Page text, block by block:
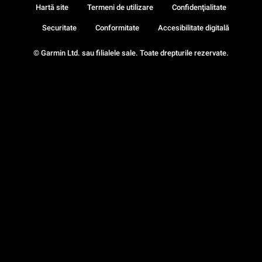
© Garmin Ltd. sau filialele sale. Toate drepturile rezervate.
Hartă site Termeni de utilizare Confidenţialitate
Securitate Conformitate Accesibilitate digitală